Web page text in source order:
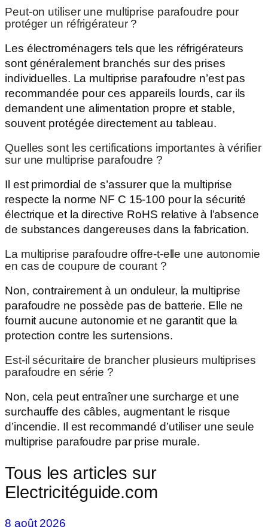
Peut-on utiliser une multiprise parafoudre pour
protéger un réfrigérateur ?
Les électroménagers tels que les réfrigérateurs
sont généralement branchés sur des prises
individuelles. La multiprise parafoudre n’est pas
recommandée pour ces appareils lourds, car ils
demandent une alimentation propre et stable,
souvent protégée directement au tableau.
Quelles sont les certifications importantes à vérifier
sur une multiprise parafoudre ?
Il est primordial de s’assurer que la multiprise
respecte la norme NF C 15-100 pour la sécurité
électrique et la directive RoHS relative à l’absence
de substances dangereuses dans la fabrication.
La multiprise parafoudre offre-t-elle une autonomie
en cas de coupure de courant ?
Non, contrairement à un onduleur, la multiprise
parafoudre ne possède pas de batterie. Elle ne
fournit aucune autonomie et ne garantit que la
protection contre les surtensions.
Est-il sécuritaire de brancher plusieurs multiprises
parafoudre en série ?
Non, cela peut entraîner une surcharge et une
surchauffe des câbles, augmentant le risque
d’incendie. Il est recommandé d’utiliser une seule
multiprise parafoudre par prise murale.
Tous les articles sur
Electricitéguide.com
8 août 2026